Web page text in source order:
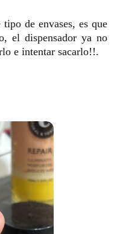
de envases, es que
el dispensador ya no
e intentar sacarlo!!.